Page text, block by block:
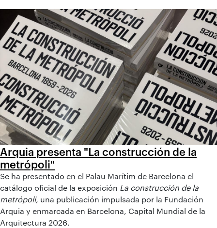
Arquia presenta "La construcción de la
metrópoli"
Se ha presentado en el Palau Marítim de Barcelona el
catálogo oficial de la exposición La construcción de la
metrópoli, una publicación impulsada por la Fundación
Arquia y enmarcada en Barcelona, Capital Mundial de la
Arquitectura 2026.